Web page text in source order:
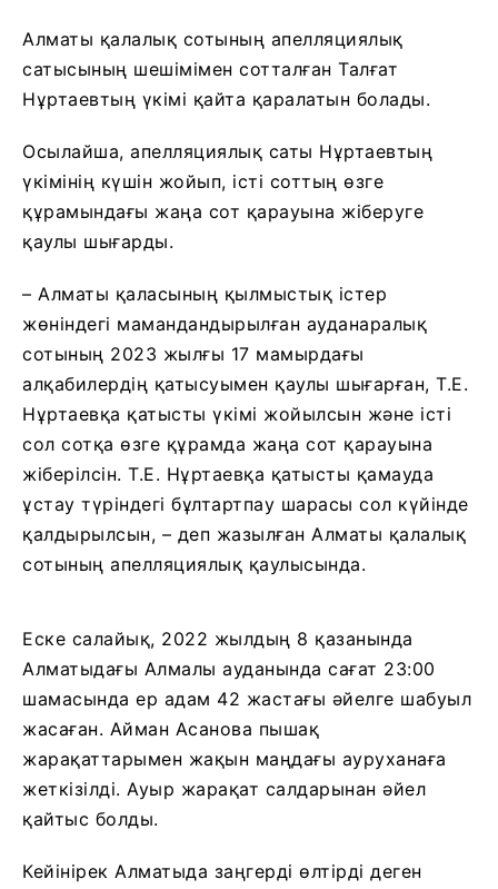
Алматы қалалық сотының апелляциялық
сатысының шешімімен сотталған Талғат
Нұртаевтың үкімі қайта қаралатын болады.
Осылайша, апелляциялық саты Нұртаевтың
үкімінің күшін жойып, істі соттың өзге
құрамындағы жаңа сот қарауына жіберуге
қаулы шығарды.
– Алматы қаласының қылмыстық істер
жөніндегі мамандандырылған ауданаралық
сотының 2023 жылғы 17 мамырдағы
алқабилердің қатысуымен қаулы шығарған, Т.Е.
Нұртаевқа қатысты үкімі жойылсын және істі
сол сотқа өзге құрамда жаңа сот қарауына
жіберілсін. Т.Е. Нұртаевқа қатысты қамауда
ұстау түріндегі бұлтартпау шарасы сол күйінде
қалдырылсын, – деп жазылған Алматы қалалық
сотының апелляциялық қаулысында.
Еске салайық, 2022 жылдың 8 қазанында
Алматыдағы Алмалы ауданында сағат 23:00
шамасында ер адам 42 жастағы әйелге шабуыл
жасаған. Айман Асанова пышақ
жарақаттарымен жақын маңдағы ауруханаға
жеткізілді. Ауыр жарақат салдарынан әйел
қайтыс болды.
Кейінірек Алматыда заңгерді өлтірді деген